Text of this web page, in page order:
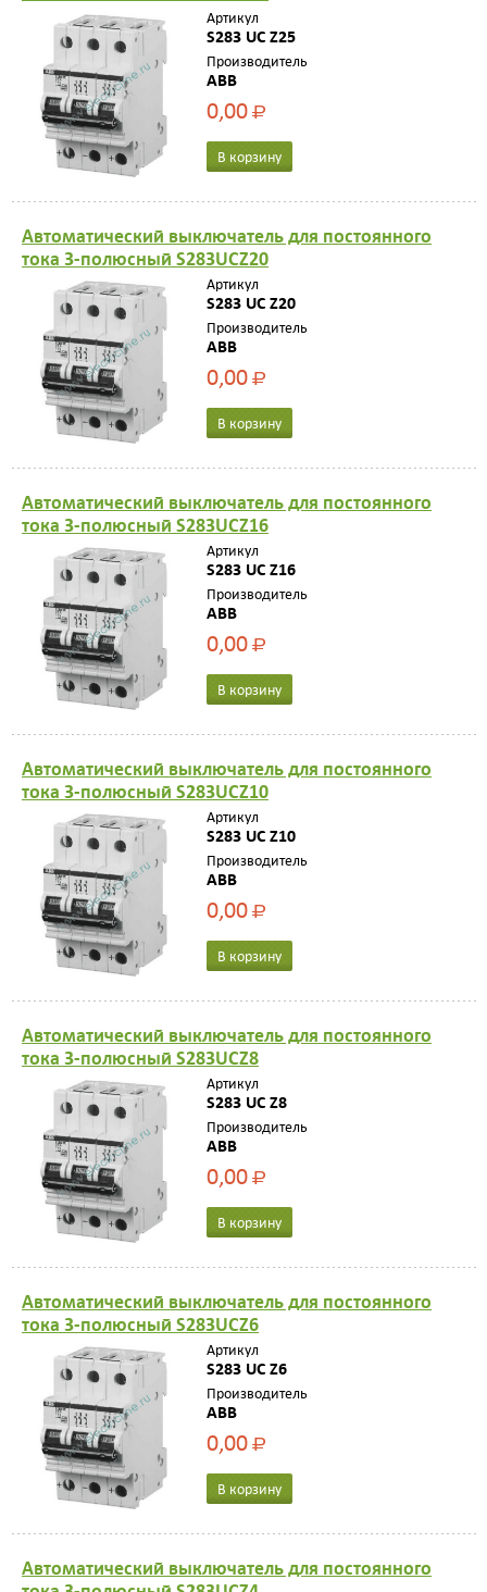
Артикул
S283 UC Z25
Производитель
ABB
0,00Р
В корзину
Автоматический выключатель для постоянного
тока 3-полюсный S283UCZ20
Артикул
S283 UC Z20
Производитель
ABB
0,00Р
В корзину
Автоматический выключатель для постоянного
тока 3-полюсный S283UCZ16
Артикул
S283 UC Z16
Производитель
ABB
0,00Р
В корзину
Автоматический выключатель для постоянного
тока 3-полюсный S283UCZ10
Артикул
S283 UC Z10
Производитель
ABB
0,00Р
В корзину
Автоматический выключатель для постоянного
тока 3-полюсный S283UCZ8
Артикул
S283 UC Z8
Производитель
ABB
0,00Р
В корзину
Автоматический выключатель для постоянного
тока 3-полюсный S283UCZ6
Артикул
S283 UC Z6
Производитель
ABB
0,00Р
В корзину
Автоматический выключатель для постоянного